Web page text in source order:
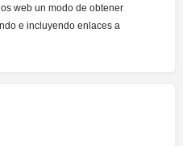
web un modo de obtener
e incluyendo enlaces a